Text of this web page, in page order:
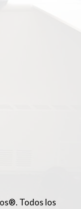
Todos los